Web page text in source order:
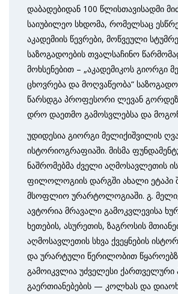
დაბადებიდან 100 წლისთავისადმი
საიუბილეო სხდომა, რომელსაც
აკადემიის წევრები, მოწვეული
საზოგადოების თვალსაჩინო
მოხსენებით – „აკადემიკოს გიორგი
ცხოვრება და მოღვაწეობა“
წარსდგა პროფესორი ლევან
დრო დაეთმო გამოსვლებსა და
უდიდესია გიორგი მელიქიშვილის
ისტორიოგრაფიაში. მისმა
ნაშრომებმა ძველი აღმოსავლეთის
ფილოლოგიის დარგში ახალი ეტაპი
მსოფლიო ურარტოლოგიაში. გ.
ავტორია მრავალი გამოკვლევისა
ხეთების, ასურეთის, ზაგროსის
აღმოსავლეთის სხვა ქვეყნების
და ურარტული წერილობით
გამოიკვლია უძველესი
გაერთიანებების — კოლხას და